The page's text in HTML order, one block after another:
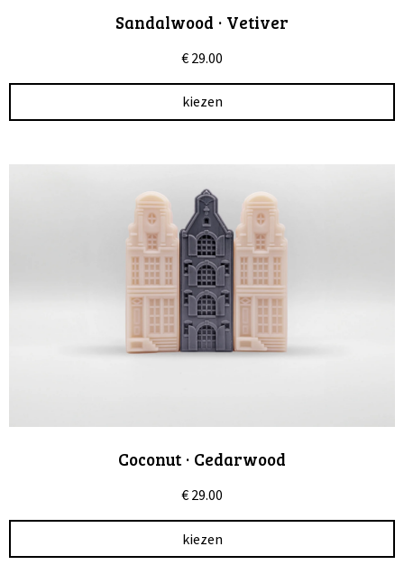
Sandalwood · Vetiver
€ 29.00
kiezen
Coconut · Cedarwood
€ 29.00
kiezen